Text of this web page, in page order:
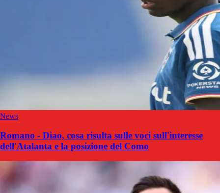
News
Romano - Diao, cosa risulta sulle voci sull'interesse
dell'Atalanta e la posizione del Como